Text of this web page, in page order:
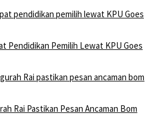
Pendidikan Pemilih Lewat KPU Goes
Rai Pastikan Pesan Ancaman Bom